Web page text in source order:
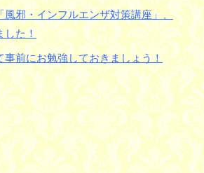
「風邪・インフルエンザ対策講座」、
した！
前にお勉強しておきましょう！